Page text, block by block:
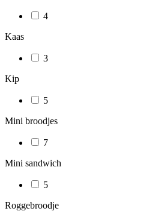
4
Kaas
3
Kip
5
Mini broodjes
7
Mini sandwich
5
Roggebroodje